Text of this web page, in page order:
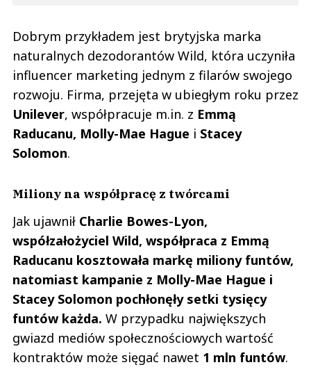
Dobrym przykładem jest brytyjska marka
naturalnych dezodorantów Wild, która uczyniła
influencer marketing jednym z filarów swojego
rozwoju. Firma, przejęta w ubiegłym roku przez
Unilever, współpracuje m.in. z Emmą
Raducanu, Molly-Mae Hague i Stacey
Solomon.
Miliony na współpracę z twórcami
Jak ujawnił Charlie Bowes-Lyon,
współzałożyciel Wild, współpraca z Emmą
Raducanu kosztowała markę miliony funtów,
natomiast kampanie z Molly-Mae Hague i
Stacey Solomon pochłonęły setki tysięcy
funtów każda. W przypadku największych
gwiazd mediów społecznościowych wartość
kontraktów może sięgać nawet 1 mln funtów.